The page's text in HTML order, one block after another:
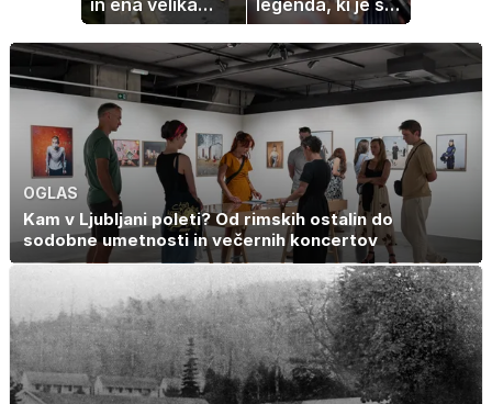
in ena velika
želja: živeti na
polno s
sladkorno
boleznijo
legenda, ki je s
svojimi pesmimi
zaznamovala
Italijo
OGLAS
Kam v Ljubljani poleti? Od rimskih ostalin do
sodobne umetnosti in večernih koncertov